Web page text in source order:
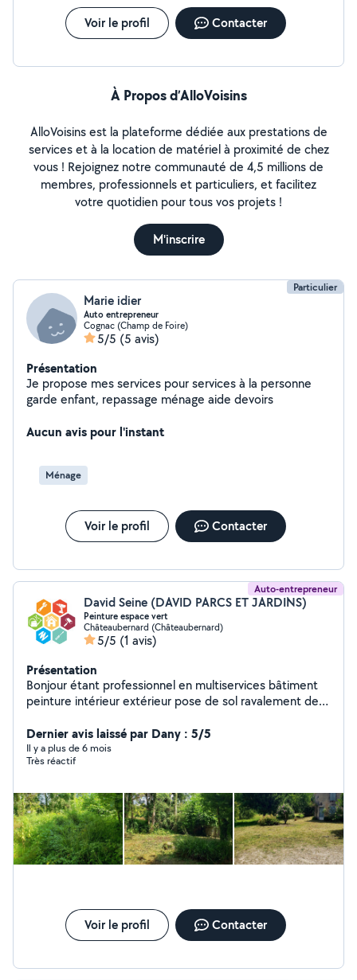
Voir le profil Contacter
À Propos d’AlloVoisins
AlloVoisins est la plateforme dédiée aux prestations de
services et à la location de matériel à proximité de chez
vous ! Rejoignez notre communauté de 4,5 millions de
membres, professionnels et particuliers, et facilitez
votre quotidien pour tous vos projets !
M'inscrire
Particulier
Marie idier
Auto entrepreneur
Cognac (Champ de Foire)
5/5 (5 avis)
Présentation
Je propose mes services pour services à la personne
garde enfant, repassage ménage aide devoirs
Aucun avis pour l'instant
Ménage
Voir le profil Contacter
Auto-entrepreneur
David Seine (DAVID PARCS ET JARDINS)
Peinture espace vert
Châteaubernard (Châteaubernard)
5/5 (1 avis)
Présentation
Bonjour étant professionnel en multiservices bâtiment
peinture intérieur extérieur pose de sol ravalement de
Dernier avis laissé par Dany : 5/5
Il y a plus de 6 mois
Très réactif
Voir le profil Contacter